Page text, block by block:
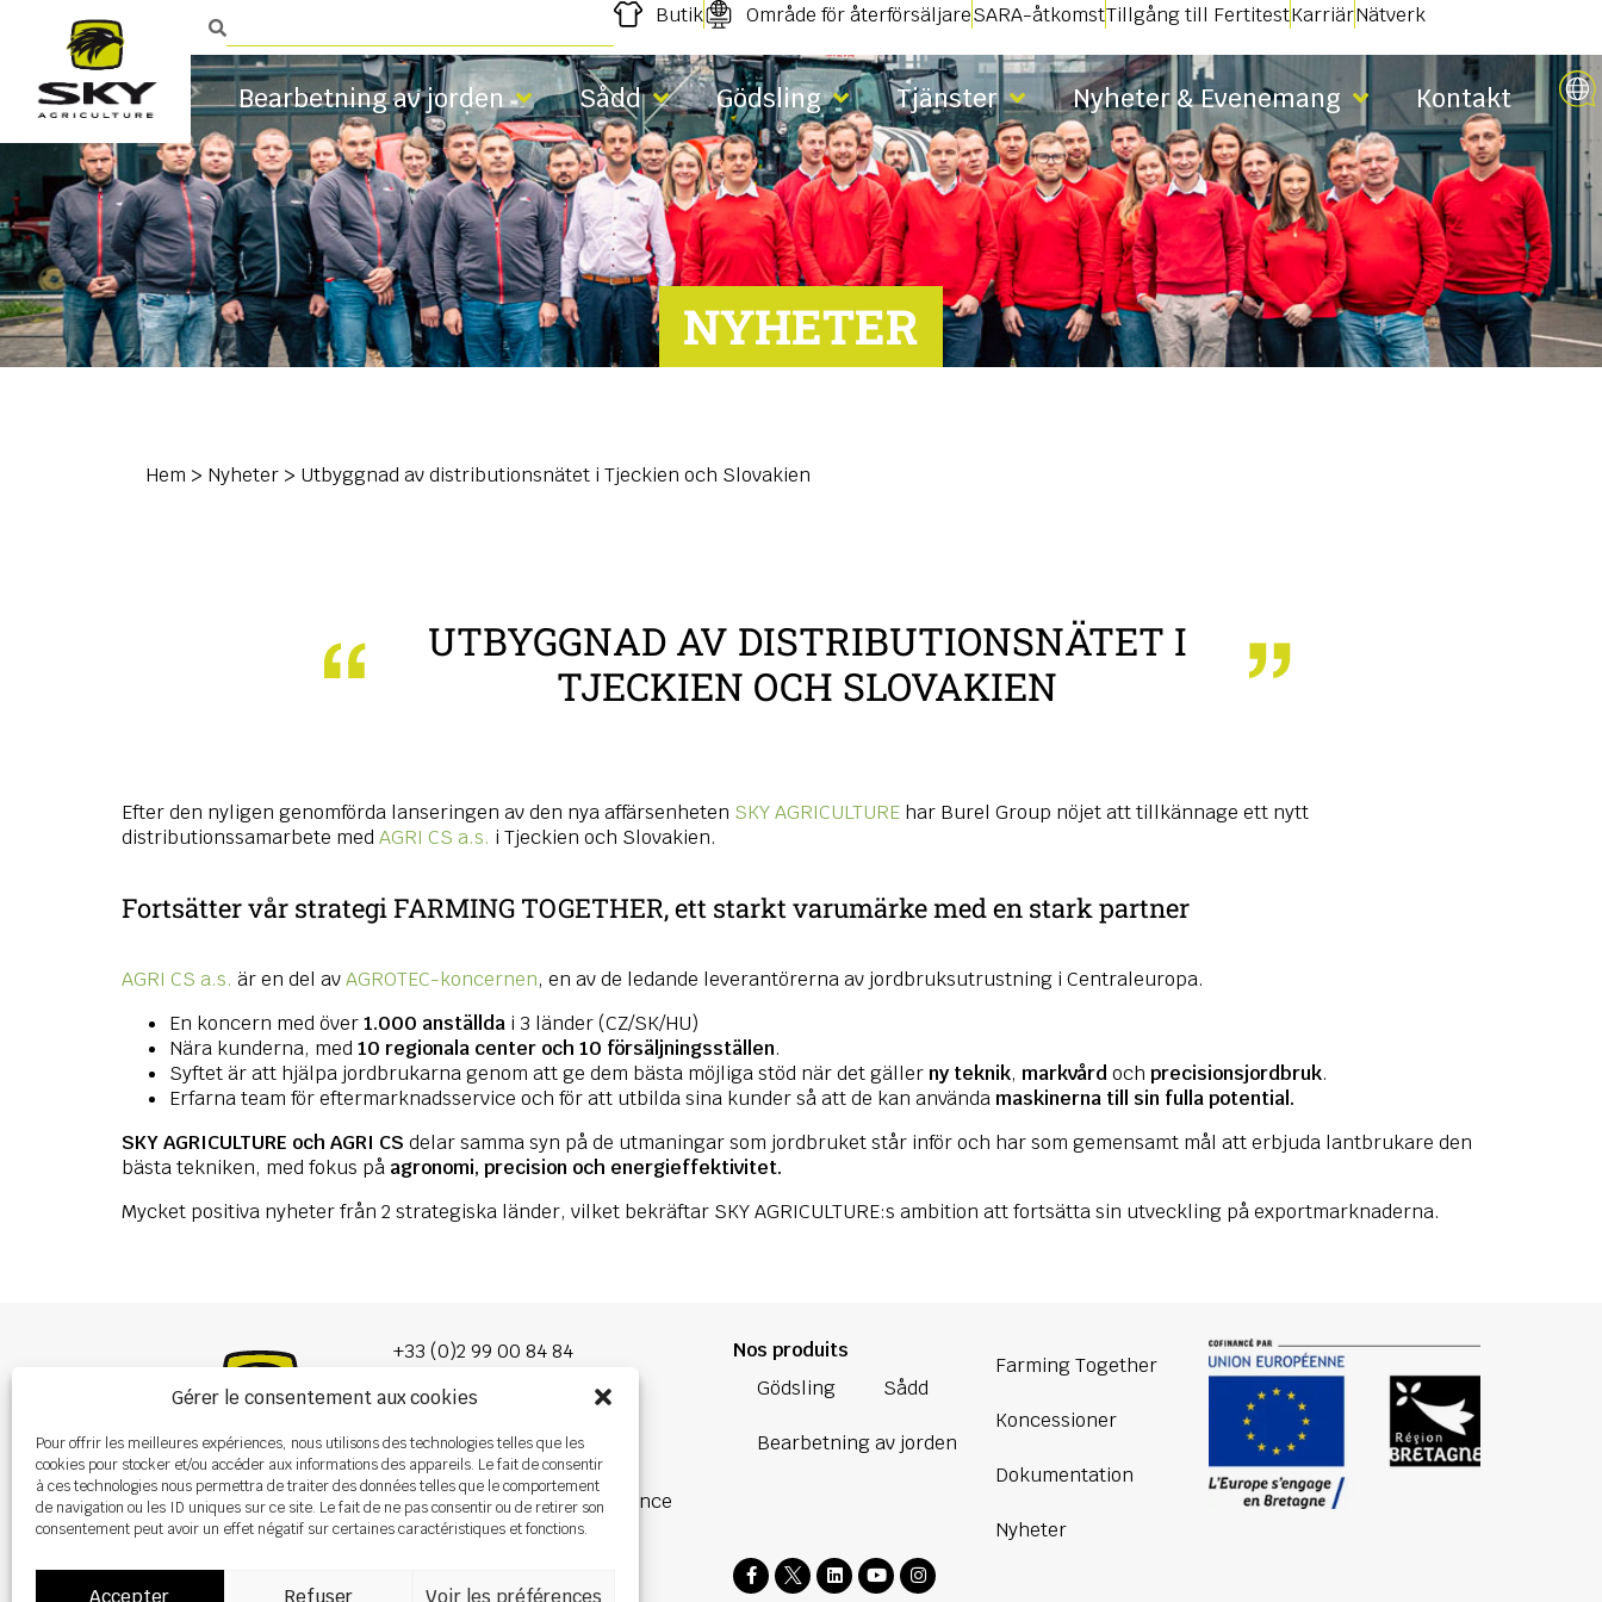
Gérer le consentement aux cookies
Pour offrir les meilleures expériences, nous utilisons des technologies telles que les
cookies pour stocker et/ou accéder aux informations des appareils. Le fait de consentir
à ces technologies nous permettra de traiter des données telles que le comportement
de navigation ou les ID uniques sur ce site. Le fait de ne pas consentir ou de retirer son
consentement peut avoir un effet négatif sur certaines caractéristiques et fonctions.
Accepter Refuser Voir les préférences
Butik Område för återförsäljareSARA-åtkomstTillgång till FertitestKarriärNätverk
Bearbetning av jorden Sådd Gödsling Tjänster Nyheter & Evenemang Kontakt
NYHETER
Hem > Nyheter > Utbyggnad av distributionsnätet i Tjeckien och Slovakien
UTBYGGNAD AV DISTRIBUTIONSNÄTET I
TJECKIEN OCH SLOVAKIEN
Efter den nyligen genomförda lanseringen av den nya affärsenheten SKY AGRICULTURE har Burel Group nöjet att tillkännage ett nytt
distributionssamarbete medAGRI CS a.s. i Tjeckien och Slovakien.
Fortsätter vår strategi FARMING TOGETHER, ett starkt varumärke med en stark partner
AGRI CS a.s. är en del avAGROTEC-koncernen, en av de ledande leverantörerna av jordbruksutrustning i Centraleuropa.
En koncern med över1.000 anställda i 3 länder (CZ/SK/HU)
Nära kunderna, med10 regionala center och 10 försäljningsställen.
Syftet är att hjälpa jordbrukarna genom att ge dem bästa möjliga stöd när det gällerny teknik, markvårdoch precisionsjordbruk.
Erfarna team för eftermarknadsservice och för att utbilda sina kunder så att de kan använda maskinerna till sin fulla potential.
SKY AGRICULTURE och AGRI CS delar samma syn på de utmaningar som jordbruket står inför och har som gemensamt mål att erbjuda lantbrukare den
bästa tekniken, med fokus på agronomi, precision och energieffektivitet.
Mycket positiva nyheter från 2 strategiska länder, vilket bekräftar SKY AGRICULTURE:s ambition att fortsätta sin utveckling på exportmarknaderna.
+33 (0)2 99 00 84 84
info@burel-group.com
Les Portes de Bretagne
P.A. de la Gaultière,
35220 CHÂTEAUBOURG, France
Nos produits
Gödsling
Sådd
Bearbetning av jorden
Farming Together
Koncessioner
Dokumentation
Nyheter